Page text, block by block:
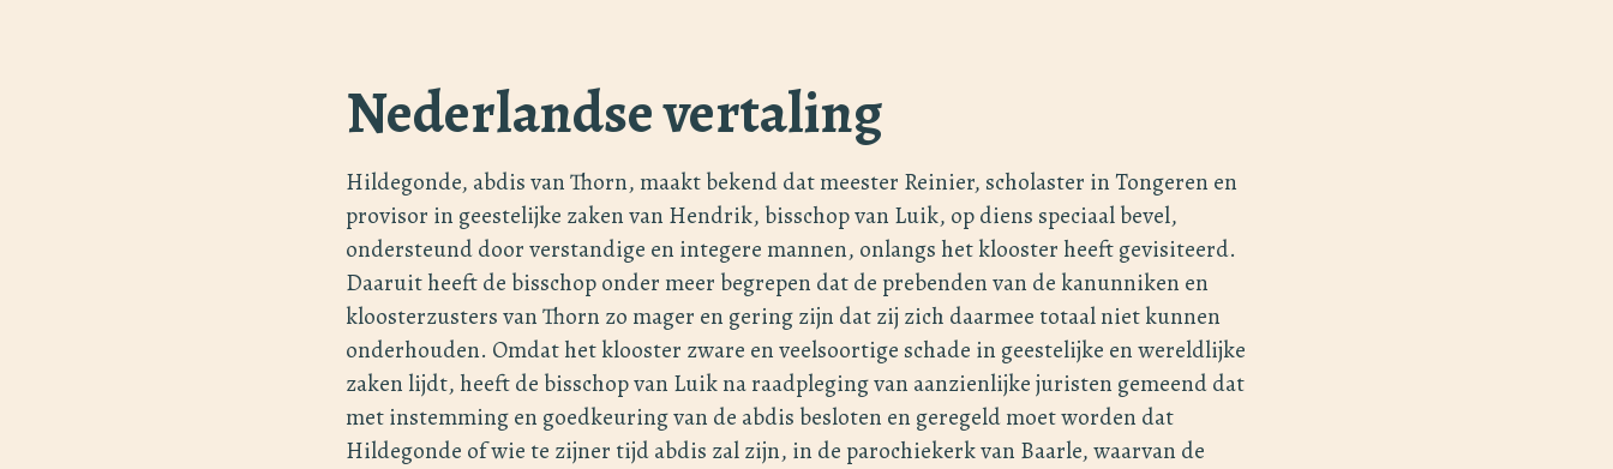
Nederlandse vertaling
Hildegonde, abdis van Thorn, maakt bekend dat meester Reinier, scholaster in Tongeren en
provisor in geestelijke zaken van Hendrik, bisschop van Luik, op diens speciaal bevel,
ondersteund door verstandige en integere mannen, onlangs het klooster heeft gevisiteerd.
Daaruit heeft de bisschop onder meer begrepen dat de prebenden van de kanunniken en
kloosterzusters van Thorn zo mager en gering zijn dat zij zich daarmee totaal niet kunnen
onderhouden. Omdat het klooster zware en veelsoortige schade in geestelijke en wereldlijke
zaken lijdt, heeft de bisschop van Luik na raadpleging van aanzienlijke juristen gemeend dat
met instemming en goedkeuring van de abdis besloten en geregeld moet worden dat
Hildegonde of wie te zijner tijd abdis zal zijn, in de parochiekerk van Baarle, waarvan de